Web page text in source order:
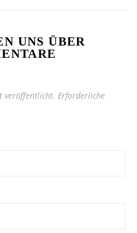
UNS ÜBER
veröffentlicht. Erforderliche